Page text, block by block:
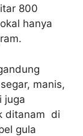
800
hanya
manis,
juga
ditanam di
gula